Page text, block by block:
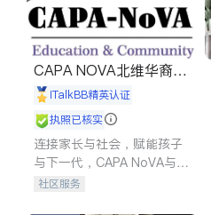
CAPA NOVA北维华裔家
长会iTalkBB精英认证
执照已核实
连接家长与社会，赋能孩子
与下一代，CAPA NoVA与您
携手建设包容、公平、充满
社区服务